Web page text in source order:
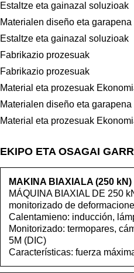
Estaltze eta gainazal soluzioak
Materialen diseño eta garapena
Estaltze eta gainazal soluzioak
Fabrikazio prozesuak
Fabrikazio prozesuak
Material eta prozesuak
Materialen diseño eta garapena
Material eta prozesuak
EKIPO ETA OSAGAI
MAKINA BIAXIALA (250 kN)
MÁQUINA BIAXIAL DE 250
monitorizado de
Calentamieno: inducción,
Monitorizado: termopares,
5M (DIC)
Características: fuerza